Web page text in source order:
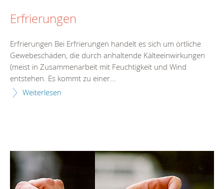
Erfrierungen
Erfrierungen Bei Erfrierungen handelt es sich um örtliche
Gewebeschäden, die durch anhaltende Kälteeinwirkungen
(meist in Zusammenarbeit mit Feuchtigkeit und Wind
entstehen. Es kommt zu einer...
Weiterlesen